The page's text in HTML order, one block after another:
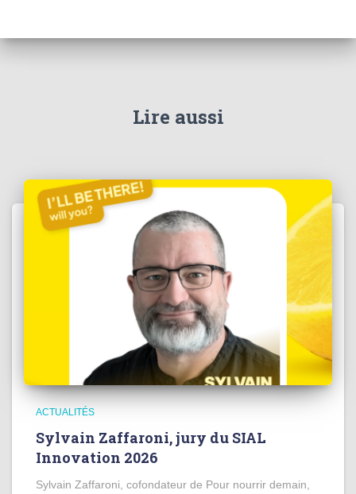
Lire aussi
ACTUALITÉS
Sylvain Zaffaroni, jury du SIAL
Innovation 2026
Sylvain Zaffaroni, cofondateur de Pour nourrir demain,